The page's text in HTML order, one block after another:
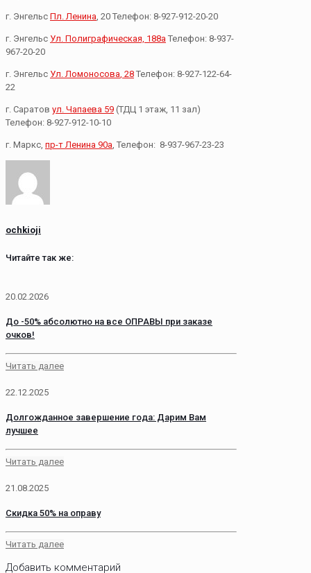
г. Энгельс Пл. Ленина , 20 Телефон: 8-927-912-20-20
г. Энгельс Ул. Полиграфическая, 188а Телефон: 8-937-
967-20-20
г. Энгельс Ул. Ломоносова , 28 Телефон: 8-927-122-64-
22
г. Саратов ул. Чапаева 59 (ТДЦ 1 этаж, 11 зал)
Телефон: 8-927-912-10-10
г. Маркс, пр-т Ленина 90а , Телефон: 8-937-967-23-23
ochkioji
Читайте так же:
20.02.2026
До -50% абсолютно на все ОПРАВЫ при заказе
очков!
Читать далее
22.12.2025
Долгожданное завершение года: Дарим Вам
лучшее
Читать далее
21.08.2025
Скидка 50% на оправу
Читать далее
Добавить комментарий